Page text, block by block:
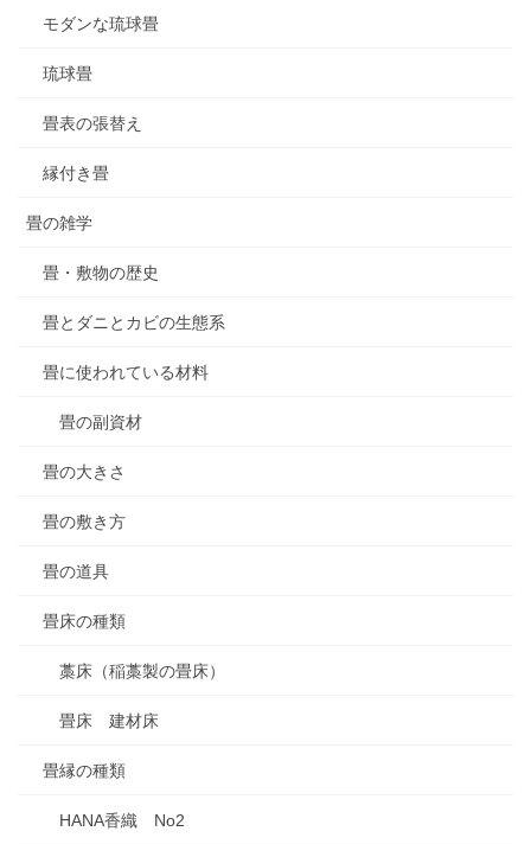
モダンな琉球畳
琉球畳
畳表の張替え
縁付き畳
畳の雑学
畳・敷物の歴史
畳とダニとカビの生態系
畳に使われている材料
畳の副資材
畳の大きさ
畳の敷き方
畳の道具
畳床の種類
藁床（稲藁製の畳床）
畳床 建材床
畳縁の種類
HANA香織 No2